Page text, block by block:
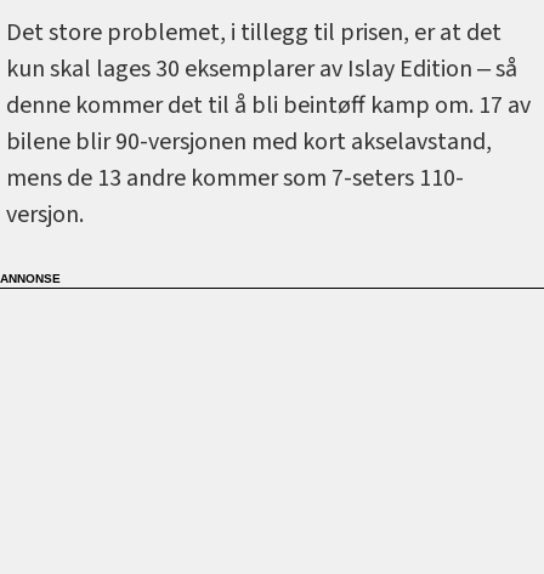
Det store problemet, i tillegg til prisen, er at det
kun skal lages 30 eksemplarer av Islay Edition ‒ så
denne kommer det til å bli beintøff kamp om. 17 av
bilene blir 90-versjonen med kort akselavstand,
mens de 13 andre kommer som 7-seters 110-
versjon.